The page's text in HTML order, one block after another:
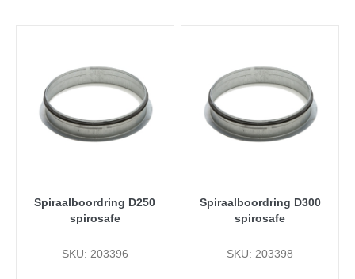
Spiraalboordring D250
spirosafe
SKU: 203396
Spiraalboordring D300
spirosafe
SKU: 203398